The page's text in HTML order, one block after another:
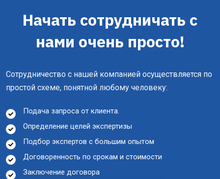
Начать сотрудничать с
нами очень просто!
Сотрудничество с нашей компанией осуществляется по
простой схеме, понятной любому человеку:
Подача запроса от клиента.
Определение целей экспертизы
Подбор экспертов с большим опытом
Договоренность по срокам и стоимости
Заключение договора